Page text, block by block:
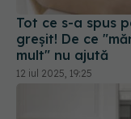
12 iul 2025, 19:25